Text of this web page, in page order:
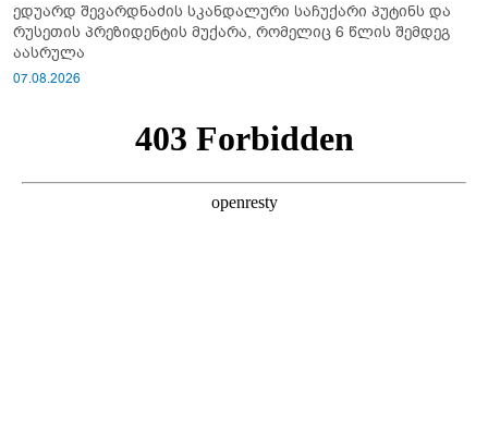
ედუარდ შევარდნაძის სკანდალური საჩუქარი პუტინს და
რუსეთის პრეზიდენტის მუქარა, რომელიც 6 წლის შემდეგ
აასრულა
07.08.2026